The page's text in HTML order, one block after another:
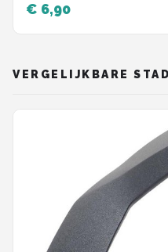
€ 6,90
VERGELIJKBARE